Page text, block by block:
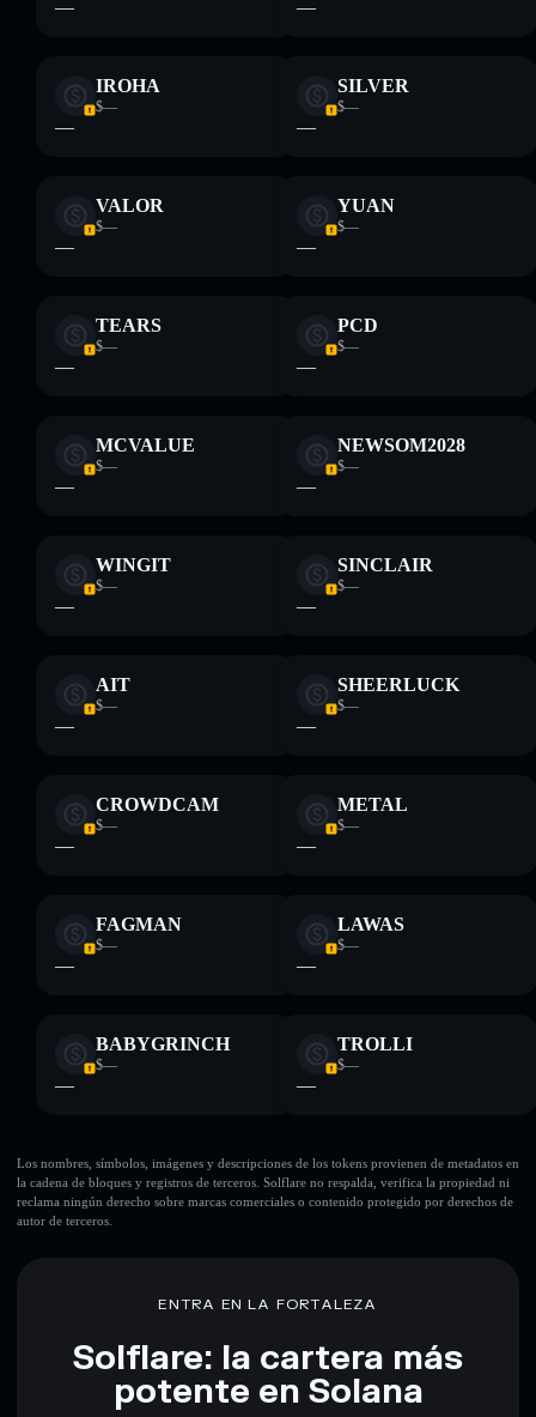
— —
IROHA
$—
—
SILVER
$—
—
VALOR
$—
—
YUAN
$—
—
TEARS
$—
—
PCD
$—
—
MCVALUE
$—
—
NEWSOM2028
$—
—
WINGIT
$—
—
SINCLAIR
$—
—
AIT
$—
—
SHEERLUCK
$—
—
CROWDCAM
$—
—
METAL
$—
—
FAGMAN
$—
—
LAWAS
$—
—
BABYGRINCH
$—
—
TROLLI
$—
—
Los nombres, símbolos, imágenes y descripciones de los tokens provienen de metadatos en
la cadena de bloques y registros de terceros. Solflare no respalda, verifica la propiedad ni
reclama ningún derecho sobre marcas comerciales o contenido protegido por derechos de
autor de terceros.
ENTRA EN LA FORTALEZA
Solflare: la cartera más
potente en Solana